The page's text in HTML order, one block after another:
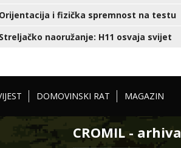
Orijentacija i fizička spremnost na testu
Streljačko naoružanje: H11 osvaja svijet
DOMOVINSKI RAT MAGAZIN
CROMIL - arhiva